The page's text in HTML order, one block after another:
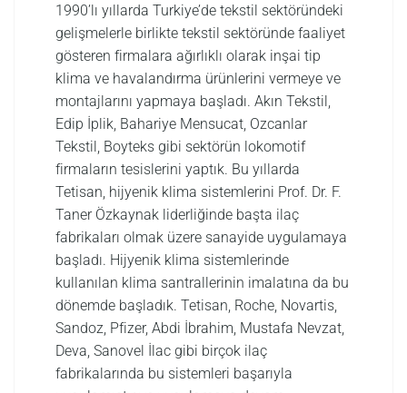
1990’lı yıllarda Turkiye’de tekstil sektöründeki
gelişmelerle birlikte tekstil sektöründe faaliyet
gösteren firmalara ağırlıklı olarak inşai tip
klima ve havalandırma ürünlerini vermeye ve
montajlarını yapmaya başladı. Akın Tekstil,
Edip İplik, Bahariye Mensucat, Ozcanlar
Tekstil, Boyteks gibi sektörün lokomotif
firmaların tesislerini yaptık. Bu yıllarda
Tetisan, hijyenik klima sistemlerini Prof. Dr. F.
Taner Özkaynak liderliğinde başta ilaç
fabrikaları olmak üzere sanayide uygulamaya
başladı. Hijyenik klima sistemlerinde
kullanılan klima santrallerinin imalatına da bu
dönemde başladık. Tetisan, Roche, Novartis,
Sandoz, Pfizer, Abdi İbrahim, Mustafa Nevzat,
Deva, Sanovel İlac gibi birçok ilaç
fabrikalarında bu sistemleri başarıyla